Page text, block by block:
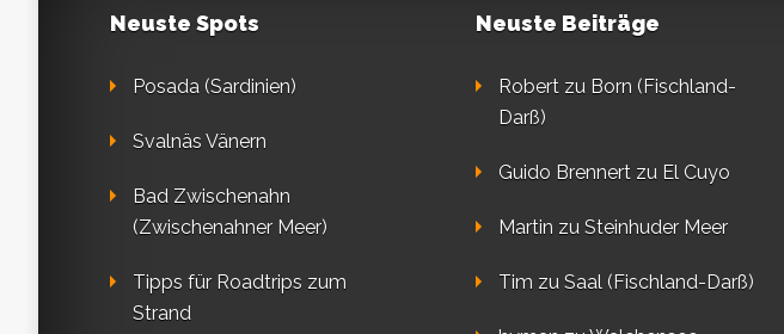
Neuste Spots
Posada (Sardinien)
Svalnäs Vänern
Bad Zwischenahn
(Zwischenahner Meer)
Tipps für Roadtrips zum
Strand
Neuste Beiträge
Robertzu Born (Fischland-
Darß)
Guido Brennertzu El Cuyo
Martin zu Steinhuder Meer
Tim zu Saal (Fischland-Darß)